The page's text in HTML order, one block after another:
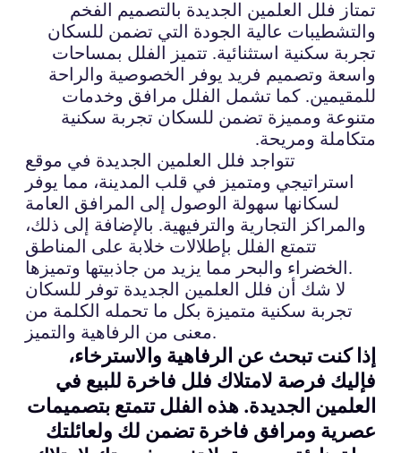
تمتاز فلل العلمين الجديدة بالتصميم الفخم
والتشطيبات عالية الجودة التي تضمن للسكان
تجربة سكنية استثنائية. تتميز الفلل بمساحات
واسعة وتصميم فريد يوفر الخصوصية والراحة
للمقيمين. كما تشمل الفلل مرافق وخدمات
متنوعة ومميزة تضمن للسكان تجربة سكنية
متكاملة ومريحة.
تتواجد فلل العلمين الجديدة في موقع
استراتيجي ومتميز في قلب المدينة، مما يوفر
لسكانها سهولة الوصول إلى المرافق العامة
والمراكز التجارية والترفيهية. بالإضافة إلى ذلك،
تتمتع الفلل بإطلالات خلابة على المناطق
الخضراء والبحر مما يزيد من جاذبيتها وتميزها.
لا شك أن فلل العلمين الجديدة توفر للسكان
تجربة سكنية متميزة بكل ما تحمله الكلمة من
معنى من الرفاهية والتميز.
إذا كنت تبحث عن الرفاهية والاسترخاء،
فإليك فرصة لامتلاك فلل فاخرة للبيع في
العلمين الجديدة. هذه الفلل تتمتع بتصميمات
عصرية ومرافق فاخرة تضمن لك ولعائلتك